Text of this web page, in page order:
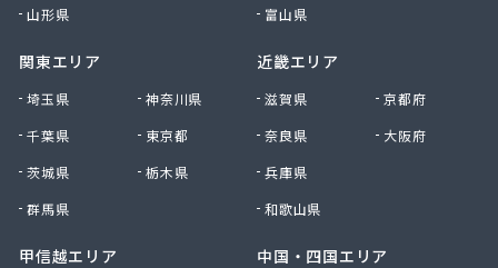
来島商店
山形県
関東エリア
埼玉県
神奈川県
千葉県
東京都
茨城県
栃木県
群馬県
甲信越エリア
富山県
近畿エリア
滋賀県
京都府
奈良県
大阪府
兵庫県
和歌山県
中国・四国エリア